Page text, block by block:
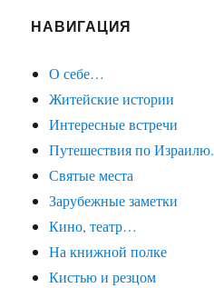
НАВИГАЦИЯ
О себе…
Житейские истории
Интересные встречи
Путешествия по Израилю.
Святые места
Зарубежные заметки
Кино, театр…
На книжной полке
Кистью и резцом